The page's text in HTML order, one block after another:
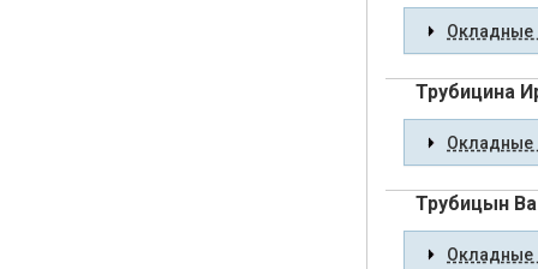
Окладные
Трубицина
Окладные
Трубицын
Окладные